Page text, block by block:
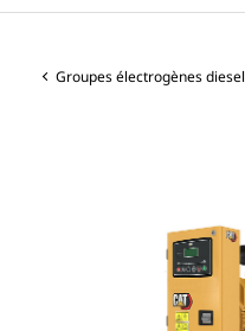
Groupes électrogènes diesel